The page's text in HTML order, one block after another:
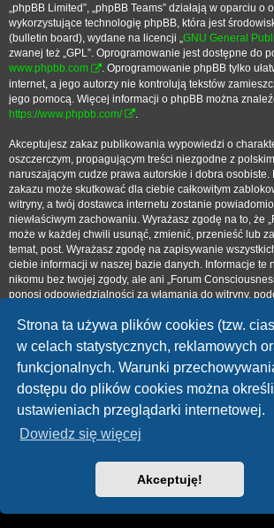
Strona ta używa plików cookies (tzw.
w celach statystycznych, reklamowych
funkcjonalnych. Warunki
dostępu do plików cookies można
ustawieniach przeglądarki internetowej.
Dowiedz się więcej
Akceptuję!
„phpBB Limited”, „phpBB Teams” działają w oparciu o
wykorzystujące technologię phpBB, która jest
(bulletin board), wydane na licencji „GNU General
zwanej też „GPL”. Oprogramowanie jest dostępne do
www.phpbb.com
. Oprogramowanie phpBB tylko
internet, a jego autorzy nie kontrolują tekstów
jego pomocą. Więcej informacji o phpBB można
https://www.phpbb.com/
Akceptujesz zakaz publikowania wypowiedzi o
oszczerczym, propagującym treści niezgodne z
naruszającym cudze prawa autorskie i dobra osobiste.
zakazu może skutkować dla ciebie całkowitym
witryny, a twój dostawca internetu zostanie
niewłaściwym zachowaniu. Wyrażasz zgodę na to, że
może w każdej chwili usunąć, zmienić, przenieść lub
temat, post. Wyrażasz zgodę na zapisywanie
ciebie informacji w naszej bazie danych. Informacje te
nikomu bez twojej zgody, ale ani „Forum
ponosi odpowiedzialności za włamania do witryny,
FORUM
Technologię dostarczaphpBB
® Forum Software ©
Zasady ochrony danych osobowych|